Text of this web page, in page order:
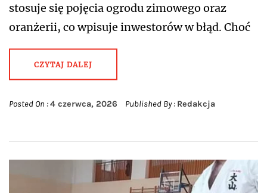
stosuje się pojęcia ogrodu zimowego oraz
oranżerii, co wpisuje inwestorów w błąd. Choć
CZYTAJ DALEJ
Posted On :4 czerwca, 2026 Published By : Redakcja